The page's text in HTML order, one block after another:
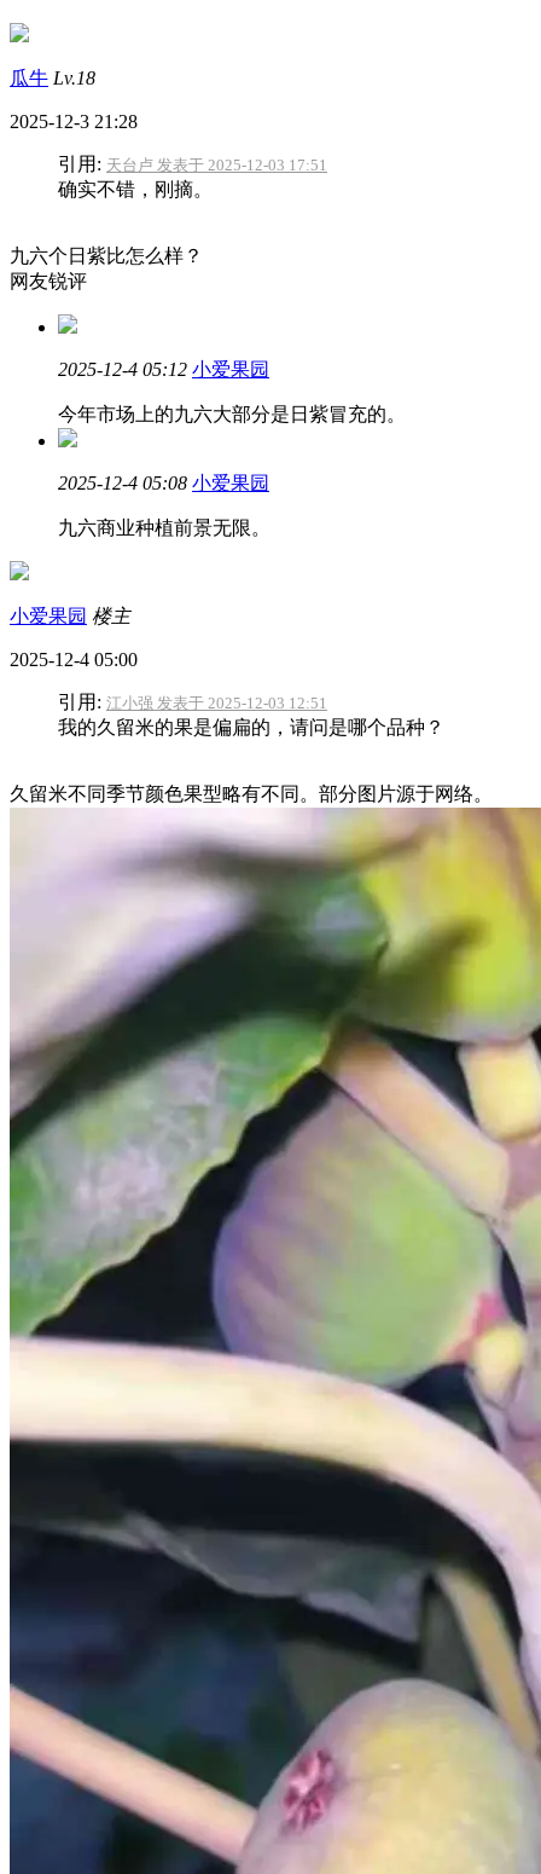
瓜牛 Lv.18
2025-12-3 21:28
引用: 天台卢 发表于 2025-12-03 17:51
确实不错，刚摘。
九六个日紫比怎么样？
网友锐评
2025-12-4 05:12 小爱果园
今年市场上的九六大部分是日紫冒充的。
2025-12-4 05:08 小爱果园
九六商业种植前景无限。
小爱果园 楼主
2025-12-4 05:00
引用: 江小强 发表于 2025-12-03 12:51
我的久留米的果是偏扁的，请问是哪个品种？
久留米不同季节颜色果型略有不同。部分图片源于网络。